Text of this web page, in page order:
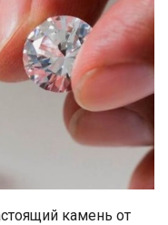
камень от